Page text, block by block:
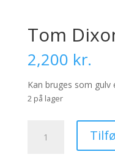
Tom
2,200 kr.
Kan bruges som gulv
2 på lager
Dixon